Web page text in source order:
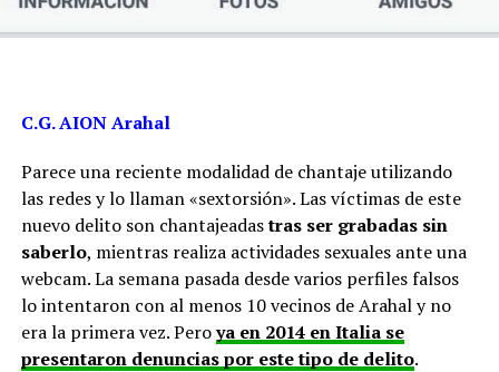
C.G. AION Arahal
Parece una reciente modalidad de chantaje utilizando
las redes y lo llaman «sextorsión». Las víctimas de este
nuevo delito son chantajeadastras ser grabadas sin
saberlo, mientras realiza actividades sexuales ante una
webcam. La semana pasada desde varios perfiles falsos
lo intentaron con al menos 10 vecinos de Arahal y no
era la primera vez. Peroya en 2014 en Italia se
presentaron denuncias por este tipo de delito.